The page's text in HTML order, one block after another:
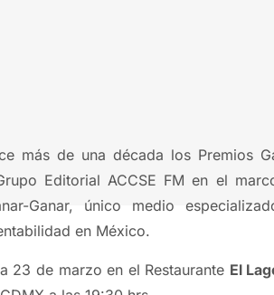
más de una década los Premios
Editorial ACCSE FM en el
Ganar, único medio
en México.
23 de marzo en el Restaurante El